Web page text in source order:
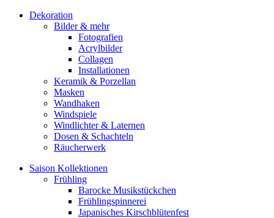
Dekoration
Bilder & mehr
Fotografien
Acrylbilder
Collagen
Installationen
Keramik & Porzellan
Masken
Wandhaken
Windspiele
Windlichter & Laternen
Dosen & Schachteln
Räucherwerk
Saison Kollektionen
Frühling
Barocke Musikstückchen
Frühlingspinnerei
Japanisches Kirschblütenfest